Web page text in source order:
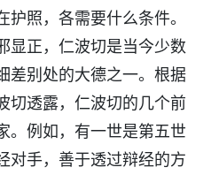
照，各需要什么条件。
显正，仁波切是当今少数
差别处的大德之一。根据
透露，仁波切的几个前
。例如，有一世是第五世
对手，善于透过辩经的方